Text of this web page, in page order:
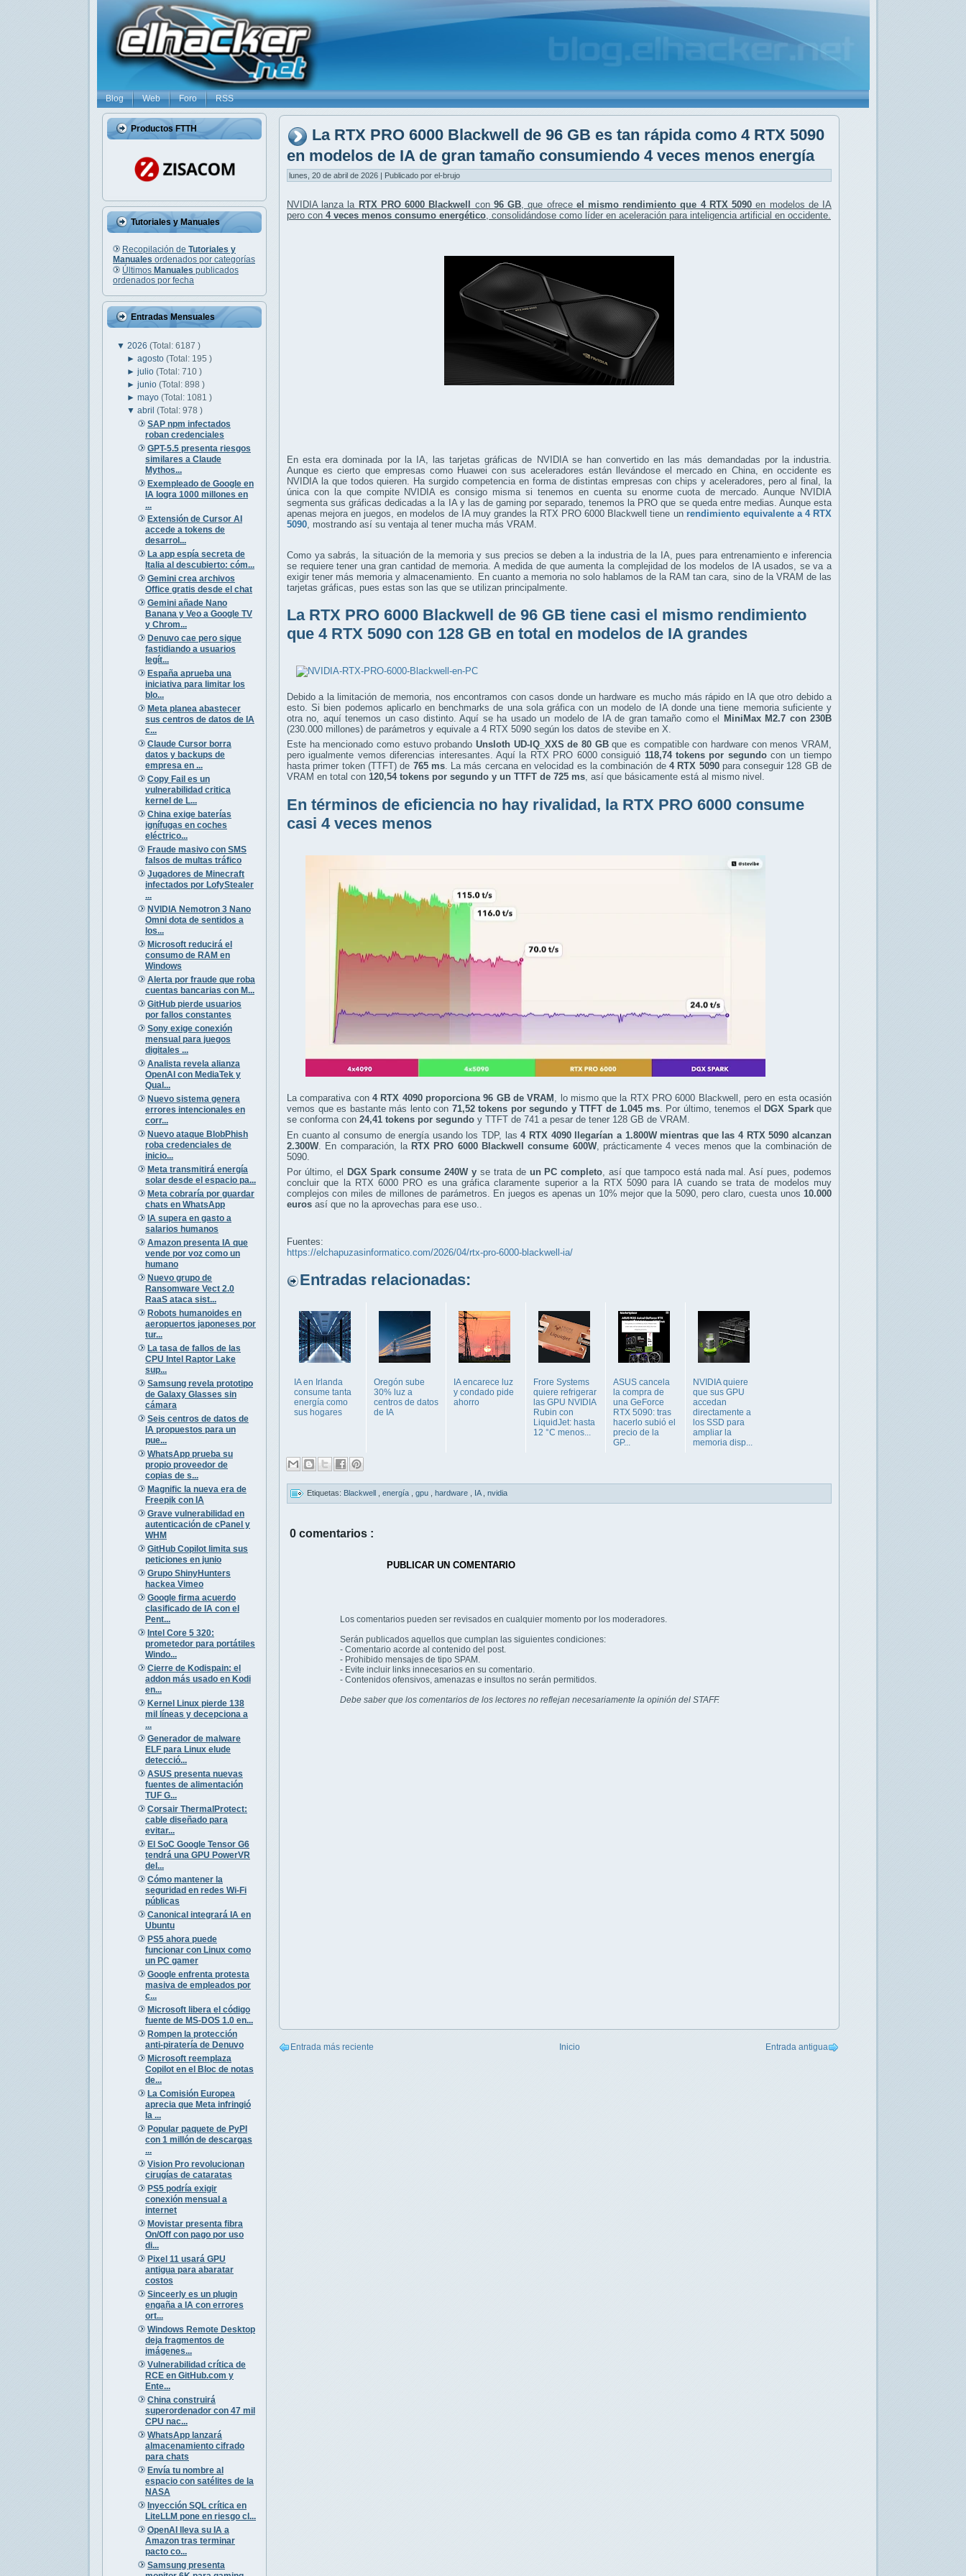
Blog Web Foro RSS
Productos FTTH
Tutoriales y Manuales
Recopilación de Tutoriales y
Manuales ordenados por categorías
Últimos Manuales publicados
ordenados por fecha
Entradas Mensuales
▼ 2026 (Total: 6187 )
►agosto(Total: 195 )
►julio(Total: 710 )
►junio(Total: 898 )
►mayo(Total: 1081 )
▼abril(Total: 978 )
SAP npm infectados
roban credenciales
GPT-5.5 presenta riesgos
similares a Claude
Mythos...
Exempleado de Google en
IA logra 1000 millones en
...
Extensión de Cursor AI
accede a tokens de
desarrol...
La app espía secreta de
Italia al descubierto: cóm...
Gemini crea archivos
Office gratis desde el chat
Gemini añade Nano
Banana y Veo a Google TV
y Chrom...
Denuvo cae pero sigue
fastidiando a usuarios
legít...
España aprueba una
iniciativa para limitar los
blo...
Meta planea abastecer
sus centros de datos de IA
c...
Claude Cursor borra
datos y backups de
empresa en ...
Copy Fail es un
vulnerabilidad critica
kernel de L...
China exige baterías
ignífugas en coches
eléctrico...
Fraude masivo con SMS
falsos de multas tráfico
Jugadores de Minecraft
infectados por LofyStealer
...
NVIDIA Nemotron 3 Nano
Omni dota de sentidos a
los...
Microsoft reducirá el
consumo de RAM en
Windows
Alerta por fraude que roba
cuentas bancarias con M...
GitHub pierde usuarios
por fallos constantes
Sony exige conexión
mensual para juegos
digitales ...
Analista revela alianza
OpenAI con MediaTek y
Qual...
Nuevo sistema genera
errores intencionales en
corr...
Nuevo ataque BlobPhish
roba credenciales de
inicio...
Meta transmitirá energía
solar desde el espacio pa...
Meta cobraría por guardar
chats en WhatsApp
IA supera en gasto a
salarios humanos
Amazon presenta IA que
vende por voz como un
humano
Nuevo grupo de
Ransomware Vect 2.0
RaaS ataca sist...
Robots humanoides en
aeropuertos japoneses por
tur...
La tasa de fallos de las
CPU Intel Raptor Lake
sup...
Samsung revela prototipo
de Galaxy Glasses sin
cámara
Seis centros de datos de
IA propuestos para un
pue...
WhatsApp prueba su
propio proveedor de
copias de s...
Magnific la nueva era de
Freepik con IA
Grave vulnerabilidad en
autenticación de cPanel y
WHM
GitHub Copilot limita sus
peticiones en junio
Grupo ShinyHunters
hackea Vimeo
Google firma acuerdo
clasificado de IA con el
Pent...
Intel Core 5 320:
prometedor para portátiles
Windo...
Cierre de Kodispain: el
addon más usado en Kodi
en...
Kernel Linux pierde 138
mil líneas y decepciona a
...
Generador de malware
ELF para Linux elude
detecció...
ASUS presenta nuevas
fuentes de alimentación
TUF G...
Corsair ThermalProtect:
cable diseñado para
evitar...
El SoC Google Tensor G6
tendrá una GPU PowerVR
del...
Cómo mantener la
seguridad en redes Wi-Fi
públicas
Canonical integrará IA en
Ubuntu
PS5 ahora puede
funcionar con Linux como
un PC gamer
Google enfrenta protesta
masiva de empleados por
c...
Microsoft libera el código
fuente de MS-DOS 1.0 en...
Rompen la protección
anti-piratería de Denuvo
Microsoft reemplaza
Copilot en el Bloc de notas
de...
La Comisión Europea
aprecia que Meta infringió
la ...
Popular paquete de PyPI
con 1 millón de descargas
...
Vision Pro revolucionan
cirugías de cataratas
PS5 podría exigir
conexión mensual a
internet
Movistar presenta fibra
On/Off con pago por uso
di...
Pixel 11 usará GPU
antigua para abaratar
costos
Sinceerly es un plugin
engaña a IA con errores
ort...
Windows Remote Desktop
deja fragmentos de
imágenes...
Vulnerabilidad crítica de
RCE en GitHub.com y
Ente...
China construirá
superordenador con 47 mil
CPU nac...
WhatsApp lanzará
almacenamiento cifrado
para chats
Envía tu nombre al
espacio con satélites de la
NASA
Inyección SQL crítica en
LiteLLM pone en riesgo cl...
OpenAI lleva su IA a
Amazon tras terminar
pacto co...
Samsung presenta
La RTX PRO 6000 Blackwell de 96 GB es tan rápida como 4 RTX 5090
en modelos de IA de gran tamaño consumiendo 4 veces menos energía
lunes, 20 de abril de 2026 | Publicado por el-brujo
NVIDIA lanza la RTX PRO 6000 Blackwell con 96 GB , que ofrece el mismo rendimiento que 4 RTX 5090 en modelos de IA
pero con 4 veces menos consumo energético , consolidándose como líder en aceleración para inteligencia artificial en occidente.
En esta era dominada por la IA, las tarjetas gráficas de NVIDIA se han convertido en las más demandadas por la industria.
Aunque es cierto que empresas como Huawei con sus aceleradores están llevándose el mercado en China, en occidente es
NVIDIA la que todos quieren. Ha surgido competencia en forma de distintas empresas con chips y aceleradores, pero al final, la
única con la que compite NVIDIA es consigo misma si tenemos en cuenta su enorme cuota de mercado. Aunque NVIDIA
segmenta sus gráficas dedicadas a la IA y las de gaming por separado, tenemos la PRO que se queda entre medias. Aunque esta
apenas mejora en juegos, en modelos de IA muy grandes la RTX PRO 6000 Blackwell tiene un rendimiento equivalente a 4 RTX
5090 , mostrando así su ventaja al tener mucha más VRAM.
Como ya sabrás, la situación de la memoria y sus precios se deben a la industria de la IA, pues para entrenamiento e inferencia
se requiere tener una gran cantidad de memoria. A medida de que aumenta la complejidad de los modelos de IA usados, se va a
exigir tener más memoria y almacenamiento. En cuanto a memoria no solo hablamos de la RAM tan cara, sino de la VRAM de las
tarjetas gráficas, pues estas son las que se utilizan principalmente.
La RTX PRO 6000 Blackwell de 96 GB tiene casi el mismo rendimiento
que 4 RTX 5090 con 128 GB en total en modelos de IA grandes
Debido a la limitación de memoria, nos encontramos con casos donde un hardware es mucho más rápido en IA que otro debido a
esto. Si bien podemos aplicarlo en benchmarks de una sola gráfica con un modelo de IA donde una tiene memoria suficiente y
otra no, aquí tenemos un caso distinto. Aquí se ha usado un modelo de IA de gran tamaño como el
MiniMax M2.7 con 230B
(230.000 millones) de parámetros y equivale a 4 RTX 5090 según los datos de stevibe en X.
Este ha mencionado como estuvo probando Unsloth UD-IQ_XXS de 80 GBque es compatible con hardware con menos VRAM,
pero igualmente vemos diferencias interesantes. Aquí la RTX PRO 6000 consiguió 118,74 tokens por segundocon un tiempo
hasta primer token (TTFT) de 765 ms. La más cercana en velocidad es la combinación de4 RTX 5090para conseguir 128 GB de
VRAM en total con 120,54 tokens por segundo y un TTFT de 725 ms, así que básicamente está al mismo nivel.
En términos de eficiencia no hay rivalidad, la RTX PRO 6000 consume
casi 4 veces menos
La comparativa con 4 RTX 4090 proporciona 96 GB de VRAM , lo mismo que la RTX PRO 6000 Blackwell, pero en esta ocasión
vemos que es bastante más lento con 71,52 tokens por segundo y TTFT de 1.045 ms. Por último, tenemos el DGX Sparkque
se conforma con 24,41 tokens por segundo y TTFT de 741 a pesar de tener 128 GB de VRAM.
En cuanto al consumo de energía usando los TDP, las4 RTX 4090 llegarían a 1.800W mientras que las 4 RTX 5090 alcanzan
2.300W . En comparación, la RTX PRO 6000 Blackwell consume 600W, prácticamente 4 veces menos que la combinación de
5090.
Por último, el
DGX Spark consume 240W y se trata de un PC completo, así que tampoco está nada mal. Así pues, podemos
concluir que la RTX 6000 PRO es una gráfica claramente superior a la RTX 5090 para IA cuando se trata de modelos muy
complejos con miles de millones de parámetros. En juegos es apenas un 10% mejor que la 5090, pero claro, cuesta unos 10.000
euros así que no la aprovechas para ese uso..
Fuentes:
https://elchapuzasinformatico.com/2026/04/rtx-pro-6000-blackwell-ia/
Entradas relacionadas:
IA en Irlanda
consume tanta
energía como
sus hogares
Oregón sube
30% luz a
centros de datos
de IA
IA encarece luz
y condado pide
ahorro
Frore Systems
quiere refrigerar
las GPU NVIDIA
Rubin con
LiquidJet: hasta
12 °C menos...
ASUS cancela
la compra de
una GeForce
RTX 5090: tras
hacerlo subió el
precio de la
GP...
NVIDIA quiere
que sus GPU
accedan
directamente a
los SSD para
ampliar la
memoria disp...
Etiquetas: Blackwell energía gpu hardware IA nvidia
0 comentarios :
PUBLICAR UN COMENTARIO
Los comentarios pueden ser revisados en cualquier momento por los moderadores.
Serán publicados aquellos que cumplan las siguientes condiciones:
- Comentario acorde al contenido del post.
- Prohibido mensajes de tipo SPAM.
- Evite incluir links innecesarios en su comentario.
- Contenidos ofensivos, amenazas e insultos no serán permitidos.
Debe saber que los comentarios de los lectores no reflejan necesariamente la opinión del STAFF.
Entrada más reciente Entrada antigua
Inicio